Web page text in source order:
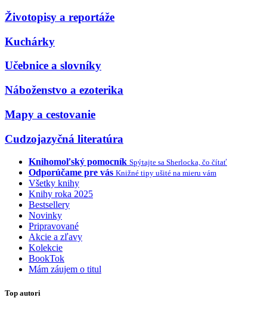
Životopisy a reportáže
Kuchárky
Učebnice a slovníky
Náboženstvo a ezoterika
Mapy a cestovanie
Cudzojazyčná literatúra
Knihomoľský pomocník Spýtajte sa Sherlocka, čo čítať
Odporúčame pre vás Knižné tipy ušité na mieru vám
Všetky knihy
Knihy roka 2025
Bestsellery
Novinky
Pripravované
Akcie a zľavy
Kolekcie
BookTok
Mám záujem o titul
Top autori